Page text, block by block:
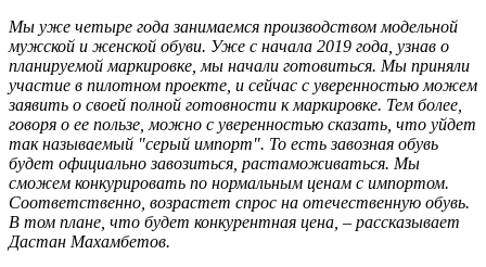
Мы уже четыре года занимаемся производством модельной
мужской и женской обуви. Уже с начала 2019 года, узнав о
планируемой маркировке, мы начали готовиться. Мы приняли
участие в пилотном проекте, и сейчас с уверенностью можем
заявить о своей полной готовности к маркировке. Тем более,
говоря о ее пользе, можно с уверенностью сказать, что уйдет
так называемый "серый импорт". То есть завозная обувь
будет официально завозиться, растаможиваться. Мы
сможем конкурировать по нормальным ценам с импортом.
Соответственно, возрастет спрос на отечественную обувь.
В том плане, что будет конкурентная цена, – рассказывает
Дастан Махамбетов.